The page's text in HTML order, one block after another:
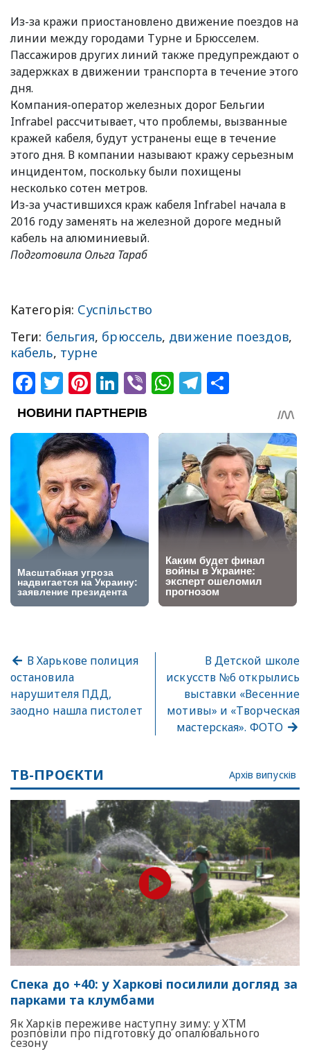
Из-за кражи приостановлено движение поездов на
линии между городами Турне и Брюсселем.
Пассажиров других линий также предупреждают о
задержках в движении транспорта в течение этого
дня.
Компания-оператор железных дорог Бельгии
Infrabel рассчитывает, что проблемы, вызванные
кражей кабеля, будут устранены еще в течение
этого дня. В компании называют кражу серьезным
инцидентом, поскольку были похищены
несколько сотен метров.
Из-за участившихся краж кабеля Infrabel начала в
2016 году заменять на железной дороге медный
кабель на алюминиевый.
Подготовила Ольга Тараб
Категорія: Суспільство
Теги: бельгия, брюссель, движение поездов,
кабель, турне
Facebook
Twitter
Pinterest
LinkedIn
ViberWhatsApp
Telegram
В Харькове полиция
остановила
нарушителя ПДД,
заодно нашла пистолет
В Детской школе
искусств №6 открылись
выставки «Весенние
мотивы» и «Творческая
мастерская». ФОТО
ТВ-ПРОЄКТИ Архів випусків
Спека до +40: у Харкові посилили догляд за
парками та клумбами
Як Харків переживе наступну зиму: у ХТМ
розповіли про підготовку до опалювального
сезону